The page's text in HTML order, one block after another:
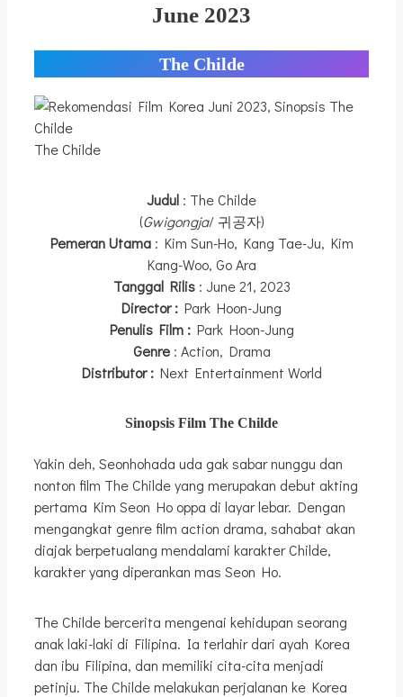
June 2023
The Childe
The Childe
Judul : The Childe
(Gwigongja/ 귀공자)
Pemeran Utama: Kim Sun-Ho, Kang Tae-Ju, Kim
Kang-Woo, Go Ara
Tanggal Rilis : June 21, 2023
Director : Park Hoon-Jung
Penulis Film :Park Hoon-Jung
Genre : Action, Drama
Distributor :Next Entertainment World
Sinopsis Film The Childe
Yakin deh, Seonhohada uda gak sabar nunggu dan
nonton film The Childe yang merupakan debut akting
pertama Kim Seon Ho oppa di layar lebar. Dengan
mengangkat genre film action drama, sahabat akan
diajak berpetualang mendalami karakter Childe,
karakter yang diperankan mas Seon Ho.
The Childe bercerita mengenai kehidupan seorang
anak laki-laki di Filipina. Ia terlahir dari ayah Korea
dan ibu Filipina, dan memiliki cita-cita menjadi
petinju. The Childe melakukan perjalanan ke Korea